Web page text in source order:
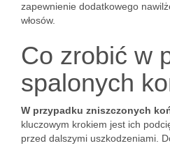
zapewnienie dodatkowego
włosów.
Co zrobić w
spalonych
W przypadku zniszczonych
kluczowym krokiem jest ich
przed dalszymi uszkodzeniami.